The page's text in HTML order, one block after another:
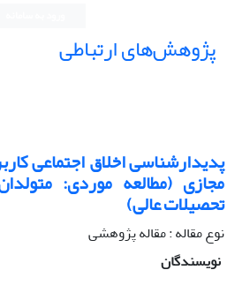
پژوهش‌های ارتباطی
پدیدارشناسی اخلاق اجتماعی
مجازی (مطالعه موردی:
تحصیلات عالی)
نوع مقاله : مقاله پژوهشی
نویسندگان